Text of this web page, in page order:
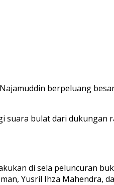
berpeluang
suara bulat dari
di sela peluncuran
Yusril Ihza Mahendra,